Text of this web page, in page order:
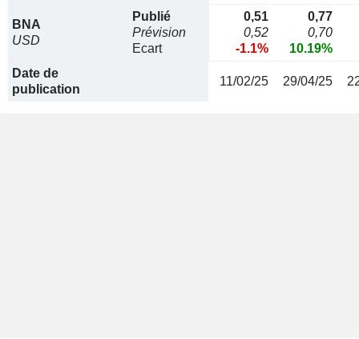
BNA
USD
Publié
Prévision
Ecart
0,51
0,52
-1.1%
0,77
0,70
10.19%
Date de
publication
11/02/25 29/04/25